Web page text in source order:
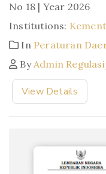
No 18 | Year 2026
Institutions:
In Peraturan
ByAdmin
View Details